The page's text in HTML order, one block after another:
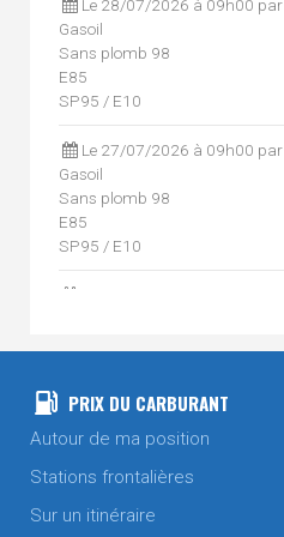
Le 28/07/2026 à 09h00 par
Gasoil
Sans plomb 98
E85
SP95 / E10
Le 27/07/2026 à 09h00 par
Gasoil
Sans plomb 98
E85
SP95 / E10
Le 25/07/2026 à 09h00 par
Sans plomb 98
E85
PRIX DU CARBURANT
Autour de ma position
Stations frontalières
Sur un itinéraire